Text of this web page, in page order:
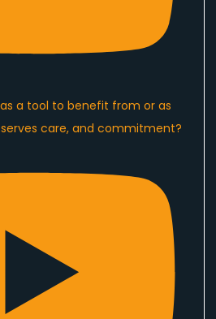
a tool to benefit from or as
care, and commitment?